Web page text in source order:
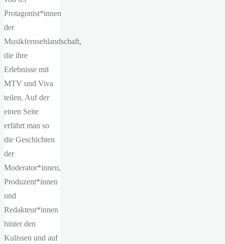
Protagonist*innen
der
Musikfernsehlandschaft,
die ihre
Erlebnisse mit
MTV und Viva
teilen. Auf der
einen Seite
erfährt man so
die Geschichten
der
Moderator*innen,
Produzent*innen
und
Redakteur*innen
hinter den
Kulissen und auf